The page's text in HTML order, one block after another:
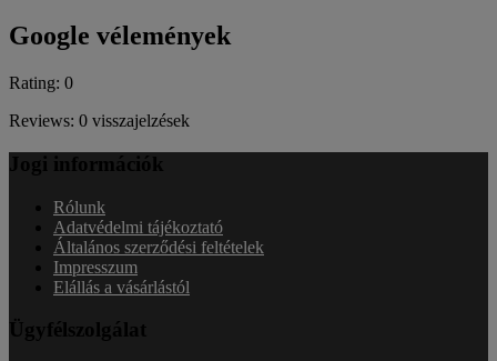
Google vélemények
Rating: 0
Reviews: 0 visszajelzések
Jogi információk
Rólunk
Adatvédelmi tájékoztató
Általános szerződési feltételek
Impresszum
Elállás a vásárlástól
Ügyfélszolgálat